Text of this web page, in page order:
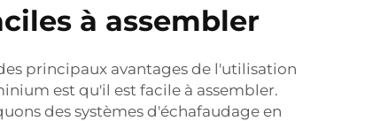
à assembler
principaux avantages de l'utilisation
est qu'il est facile à assembler.
des systèmes d'échafaudage en